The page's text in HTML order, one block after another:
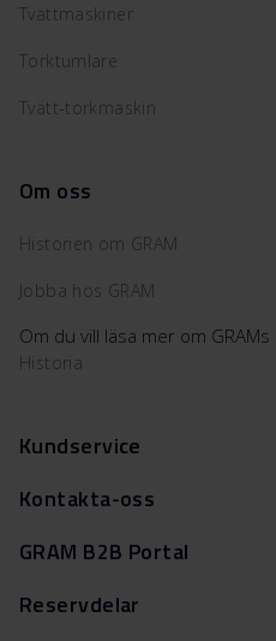
Tvättmaskiner
Torktumlare
Tvätt-torkmaskin
Om oss
Historien om GRAM
Jobba hos GRAM
Om du vill läsa mer om
Historia
Kundservice
Kontakta-oss
GRAM B2B Portal
Reservdelar